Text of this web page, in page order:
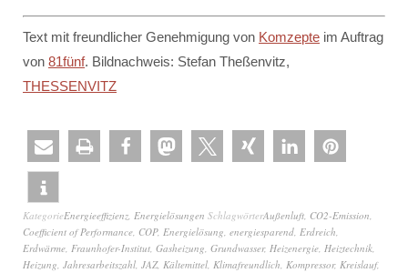
Text mit freundlicher Genehmigung von Komzepte im Auftrag
von 81fünf. Bildnachweis: Stefan Theßenvitz,
THESSENVITZ
KategorieEnergieeffizienz, Energielösungen SchlagwörterAußenluft, CO2-Emission,
Coefficient of Performance, COP, Energielösung, energiesparend, Erdreich,
Erdwärme, Fraunhofer-Institut, Gasheizung, Grundwasser, Heizenergie, Heiztechnik,
Heizung, Jahresarbeitszahl, JAZ, Kältemittel, Klimafreundlich, Kompressor, Kreislauf,